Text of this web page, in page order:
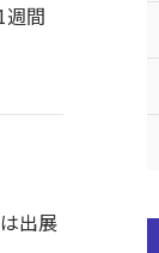
週間
出展